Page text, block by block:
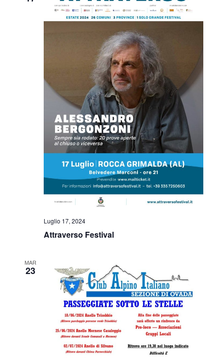
Luglio 17, 2024
Attraverso Festival
MAR
23